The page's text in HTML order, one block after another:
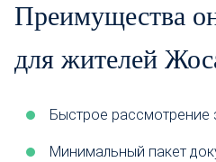
Преимущества
для жителей
Быстрое рассмотрение
Минимальный пакет